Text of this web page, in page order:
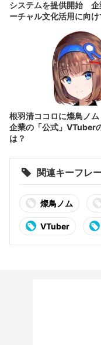
システムを提供開始 企
ーチャル文化活用に向け
根羽清ココロに燦鳥ノ
企業の「公式」VTuber
は？
関連キーフレ
燦鳥ノム
VTuber